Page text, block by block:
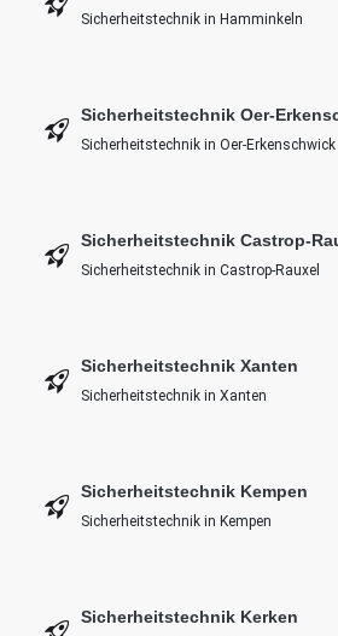
Sicherheitstechnik in Hamminkeln
Sicherheitstechnik Oer-
Sicherheitstechnik in Oer-Erkenschwick
Sicherheitstechnik Castrop-
Sicherheitstechnik in Castrop-Rauxel
Sicherheitstechnik Xanten
Sicherheitstechnik in Xanten
Sicherheitstechnik Kempen
Sicherheitstechnik in Kempen
Sicherheitstechnik Kerken